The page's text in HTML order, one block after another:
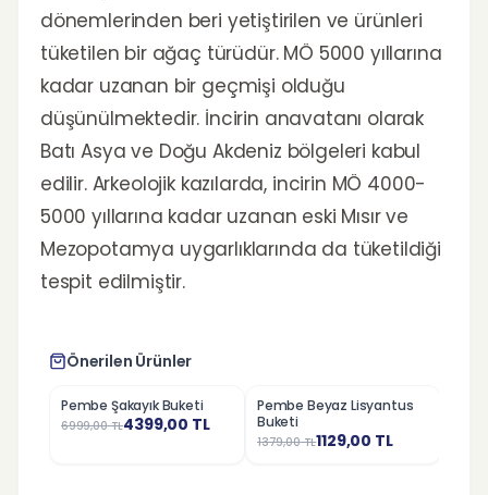
dönemlerinden beri yetiştirilen ve ürünleri
tüketilen bir ağaç türüdür. MÖ 5000 yıllarına
kadar uzanan bir geçmişi olduğu
düşünülmektedir. İncirin anavatanı olarak
Batı Asya ve Doğu Akdeniz bölgeleri kabul
edilir. Arkeolojik kazılarda, incirin MÖ 4000-
5000 yıllarına kadar uzanan eski Mısır ve
Mezopotamya uygarlıklarında da tüketildiği
tespit edilmiştir.
Önerilen Ürünler
%37
Pembe Şakayık Buketi
6999,00TL4399,00 TL
%18
Pembe Beyaz Lisyantus
Buketi
1379,00TL1129,00 TL